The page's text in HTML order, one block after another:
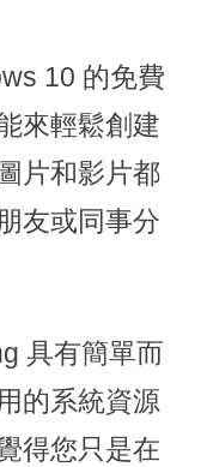
10 的免費
來輕鬆創建
片和影片都
友或同事分
具有簡單而
的系統資源
得您只是在